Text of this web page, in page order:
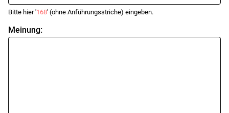
Bitte hier '168' (ohne Anführungsstriche) eingeben.
Meinung: